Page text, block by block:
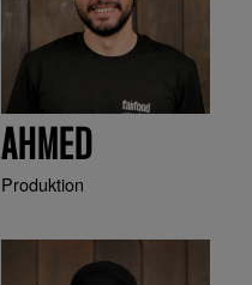
AHMED
Produktion